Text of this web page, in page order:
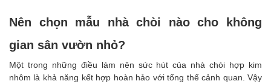
Nên chọn mẫu nhà chòi nào cho không
gian sân vườn nhỏ?
Một trong những điều làm nên sức hút của nhà chòi hợp kim
nhôm là khả năng kết hợp hoàn hảo với tổng thể cảnh quan. Vậy